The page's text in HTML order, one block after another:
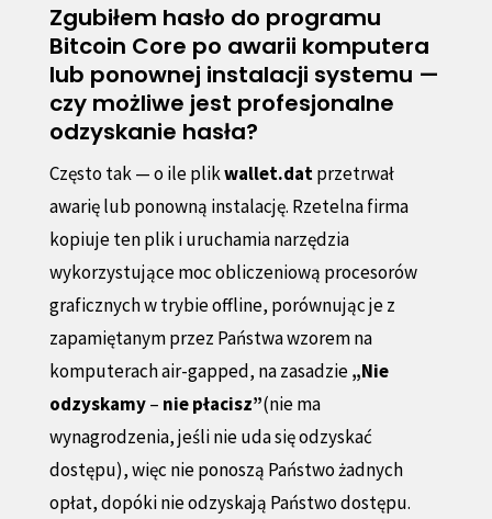
Zgubiłem hasło do programu
Bitcoin Core po awarii komputera
lub ponownej instalacji systemu —
czy możliwe jest profesjonalne
odzyskanie hasła?
Często tak — o ile plikwallet.datprzetrwał
awarię lub ponowną instalację. Rzetelna firma
kopiuje ten plik i uruchamia narzędzia
wykorzystujące moc obliczeniową procesorów
graficznych w trybie offline, porównując je z
zapamiętanym przez Państwa wzorem na
komputerach air-gapped, na zasadzie„Nie
odzyskamy– nie płacisz”(nie ma
wynagrodzenia, jeśli nie uda się odzyskać
dostępu), więc nie ponoszą Państwo żadnych
opłat, dopóki nie odzyskają Państwo dostępu.